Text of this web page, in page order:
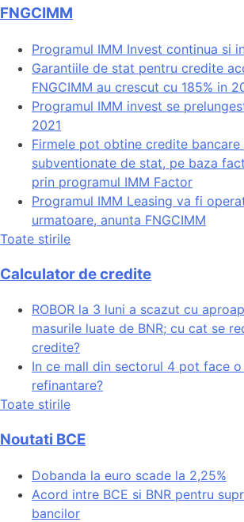
FNGCIMM
Programul IMM Invest continua si
Garantiile de stat pentru credite
FNGCIMM au crescut cu 185% in
Programul IMM invest se
2021
Firmele pot obtine credite bancare
subventionate de stat, pe baza
prin programul IMM Factor
Programul IMM Leasing va fi
urmatoare, anunta FNGCIMM
Toate stirile
Calculator de credite
ROBOR la 3 luni a scazut cu
masurile luate de BNR; cu cat se
credite?
In ce mall din sectorul 4 pot face
refinantare?
Toate stirile
Noutati BCE
Dobanda la euro scade la 2,25%
Acord intre BCE si BNR pentru
bancilor